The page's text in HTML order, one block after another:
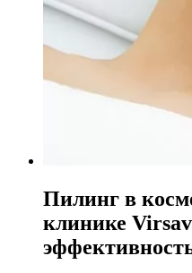
Пилинг в
клинике